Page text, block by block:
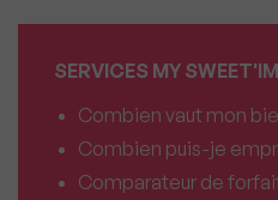
SERVICES MY
Combien vaut mon
Combien puis-je
Comparateur de